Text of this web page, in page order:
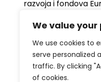
We value
We use cookies to
serve personalized
traffic. By clicking
of cookies.
razvoja i fondova